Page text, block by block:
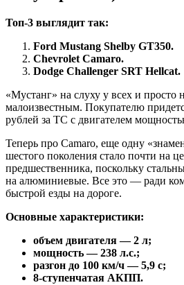
Топ-3 выглядит так:
Ford Mustang Shelby GT350.
Chevrolet Camaro.
Dodge Challenger SRT Hellcat.
«Мустанг» на слуху у всех и просто
малоизвестным. Покупателю
рублей за ТС с двигателем
Теперь про Camaro, еще одну
шестого поколения стало почти на
предшественника, поскольку
на алюминиевые. Все это — ради
быстрой езды на дороге.
Основные характеристики:
объем двигателя — 2 л;
мощность — 238 л.с.;
разгон до 100 км/ч — 5,9 с;
8-ступенчатая АКПП.